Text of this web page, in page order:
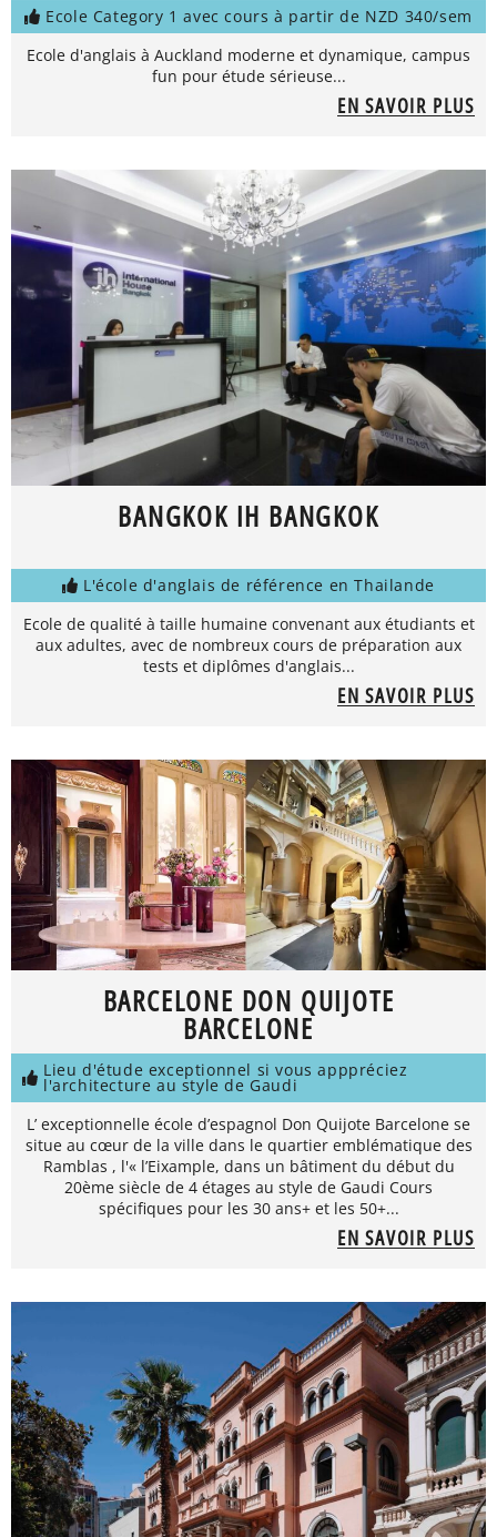
Ecole Category 1 avec cours à partir de NZD 340/sem
Ecole d'anglais à Auckland moderne et dynamique, campus
fun pour étude sérieuse...
EN SAVOIR PLUS
BANGKOK IH BANGKOK
L'école d'anglais de référence en Thailande
Ecole de qualité à taille humaine convenant aux étudiants et
aux adultes, avec de nombreux cours de préparation aux
tests et diplômes d'anglais...
EN SAVOIR PLUS
BARCELONE DON QUIJOTE
BARCELONE
Lieu d'étude exceptionnel si vous apppréciez
l'architecture au style de Gaudi
L’ exceptionnelle école d’espagnol Don Quijote Barcelone se
situe au cœur de la ville dans le quartier emblématique des
Ramblas , l'« l’Eixample, dans un bâtiment du début du
20ème siècle de 4 étages au style de Gaudi Cours
spécifiques pour les 30 ans+ et les 50+...
EN SAVOIR PLUS